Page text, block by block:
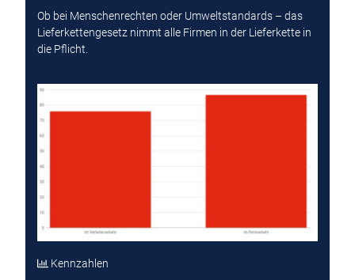
Ob bei Menschenrechten oder Umweltstandards – das
Lieferkettengesetz nimmt alle Firmen in der Lieferkette in
die Pflicht.
Kennzahlen